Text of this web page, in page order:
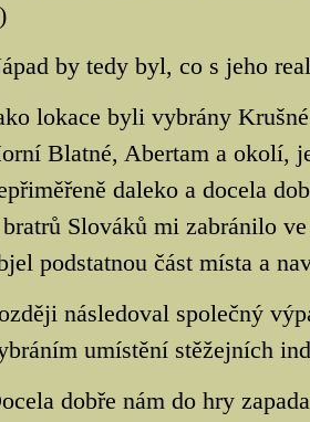
by tedy byl, co s jeho
lokace byli vybrány
Blatné, Abertam a okolí,
daleko a docela
Slováků mi zabránilo
podstatnou část místa a
následoval společný
umístění stěžejních
dobře nám do hry